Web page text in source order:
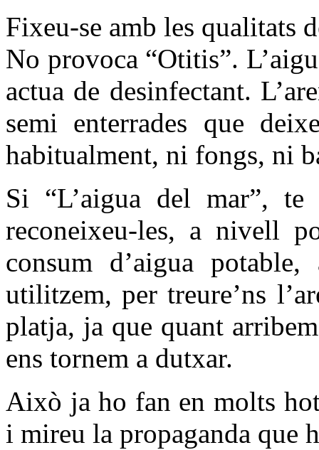
Fixeu-se amb les qualitats
No provoca “Otitis”.
actua de desinfectant.
semi enterrades que
habitualment, ni fongs, ni
Si “L’aigua del mar”, te
reconeixeu-les, a nivell
consum d’aigua
utilitzem, per treure’ns
platja, ja que quant
ens tornem a dutxar.
Això ja ho fan en molts
i mireu la propaganda que